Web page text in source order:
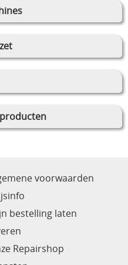
voorwaarden
bestelling laten
Repairshop